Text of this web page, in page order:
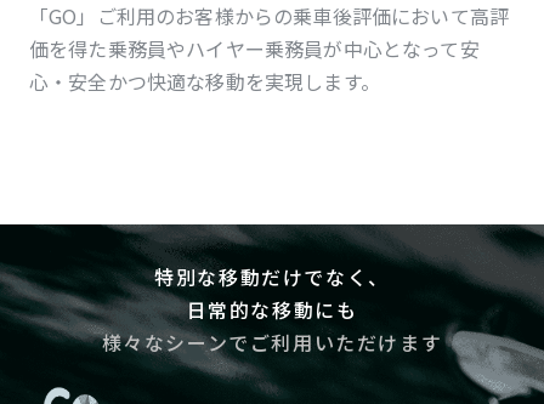
「GO」ご利用のお客様からの乗車後評価において高評
価を得た乗務員やハイヤー乗務員が中心となって安
心・安全かつ快適な移動を実現します。
特別な移動だけでなく、
日常的な移動にも
様々なシーンでご利用いただけます